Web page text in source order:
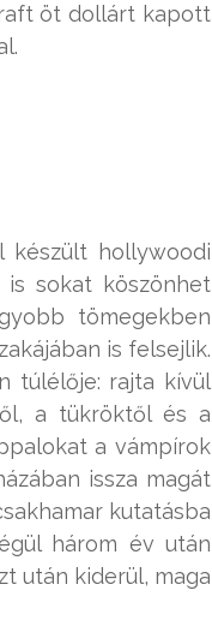
öt dollárt kapott
készült hollywoodi
is sokat köszönhet
tömegekben
is felsejlik.
túlélője: rajta kívül
a tükröktől és a
a vámpírok
issza magát
kutatásba
három év után
után kiderül, maga